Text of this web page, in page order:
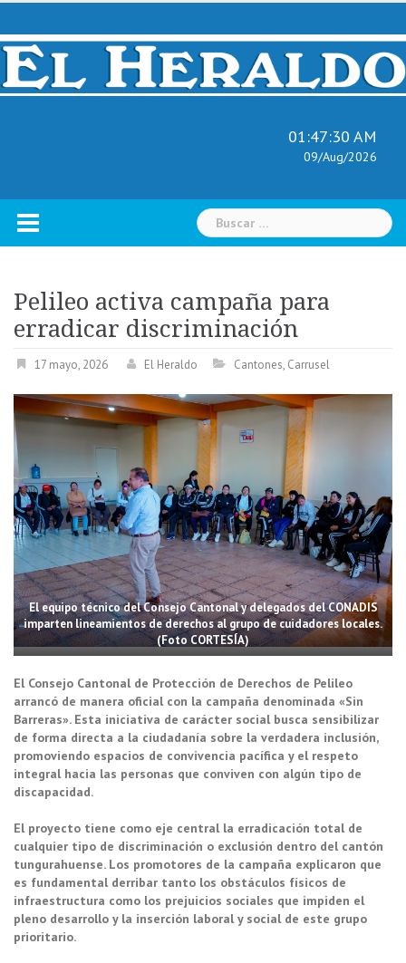
Skip
content
01:47:31 AM
09/Aug/2026
Buscar:
Pelileo activa campaña para
erradicar discriminación
17 mayo, 2026 El Heraldo Cantones, Carrusel
El equipo técnico del Consejo Cantonal y delegados del CONADIS
imparten lineamientos de derechos al grupo de cuidadores locales.
(Foto CORTESÍA)
El Consejo Cantonal de Protección de Derechos de Pelileo
arrancó de manera oficial con la campaña denominada «Sin
Barreras». Esta iniciativa de carácter social busca sensibilizar
de forma directa a la ciudadanía sobre la verdadera inclusión,
promoviendo espacios de convivencia pacífica y el respeto
integral hacia las personas que conviven con algún tipo de
discapacidad.
El proyecto tiene como eje central la erradicación total de
cualquier tipo de discriminación o exclusión dentro del cantón
tungurahuense. Los promotores de la campaña explicaron que
es fundamental derribar tanto los obstáculos físicos de
infraestructura como los prejuicios sociales que impiden el
pleno desarrollo y la inserción laboral y social de este grupo
prioritario.